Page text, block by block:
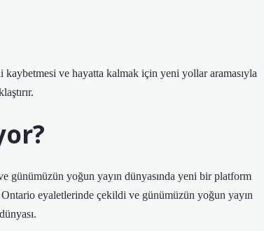
ve hayatta kalmak için yeni yollar aramasıyla
günümüzün yoğun yayın dünyasında yeni bir platform
eyaletlerinde çekildi ve günümüzün yoğun yayın